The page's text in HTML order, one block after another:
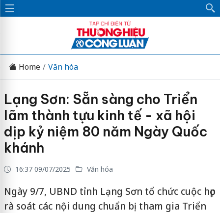
Home Văn hóa
Lạng Sơn: Sẵn sàng cho Triển
lãm thành tựu kinh tế - xã hội
dịp kỷ niệm 80 năm Ngày Quốc
khánh
16:37 09/07/2025 Văn hóa
Ngày 9/7, UBND tỉnh Lạng Sơn tổ chức cuộc họp
rà soát các nội dung chuẩn bị tham gia Triển